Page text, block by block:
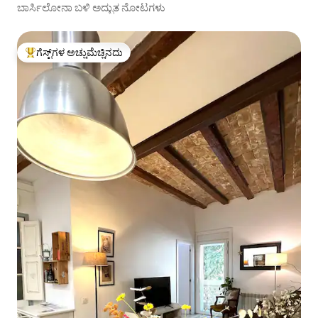
ಬಾರ್ಸಿಲೋನಾ ಬಳಿ ಅದ್ಭುತ ನೋಟಗಳು
ಗೆಸ್ಟ್‌ಗಳಿಗೆ ಅತಿ ಹೆಚ್ಚು ಅಚ್ಚುಮೆಚ್ಚಿನದು
ಗೆಸ್ಟ್‌ಗಳ ಅಚ್ಚುಮೆಚ್ಚಿನದು